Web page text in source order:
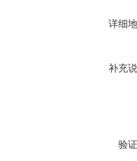
详细
补充
验